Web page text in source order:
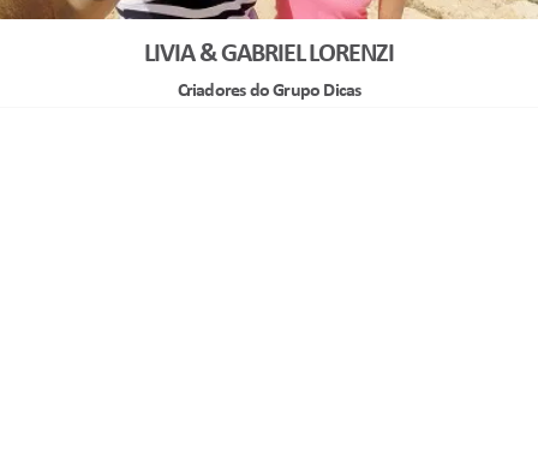
LIVIA & GABRIEL LORENZI
Criadores do Grupo Dicas